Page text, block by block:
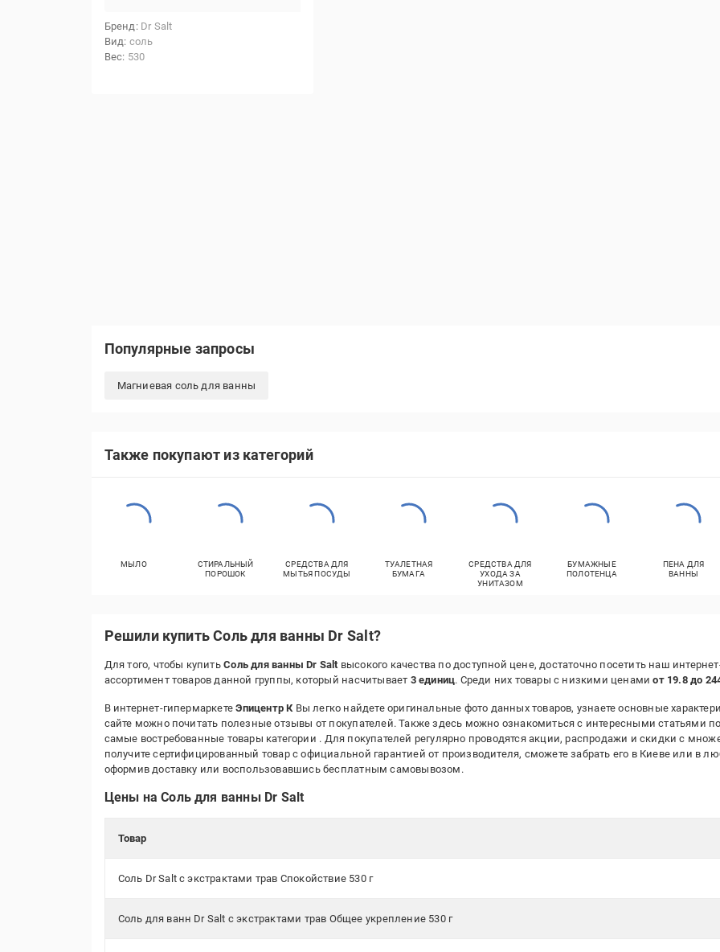
Бренд Dr Salt
Вид соль
Вес 530
Популярные запросы
Магниевая соль для ванны
Также покупают из категорий
МЫЛО
СТИРАЛЬНЫЙ
ПОРОШОК
СРЕДСТВА ДЛЯ
МЫТЬЯ ПОСУДЫ
ТУАЛЕТНАЯ
БУМАГА
СРЕДСТВА ДЛЯ
УХОДА ЗА
УНИТАЗОМ
БУМАЖНЫЕ
ПОЛОТЕНЦА
ПЕНА ДЛЯ
ВАННЫ
Решили купить Соль для ванны Dr Salt?
Для того, чтобы купитьСоль для ванны Dr Saltвысокого качества по доступной цене, достаточно посетить наш
ассортимент товаров данной группы, который насчитывает 3 единиц. Среди них товары с низкими ценамиот 19.8 до
В интернет-гипермаркетеЭпицентр КВы легко найдете оригинальные фото данных товаров, узнаете основные
сайте можно почитать полезные отзывы от покупателей. Также здесь можно ознакомиться с интересными статьями
самые востребованные товары категории . Для покупателей регулярно проводятся акции, распродажи и скидки с
получите сертифицированный товар с официальной гарантией от производителя, сможете забрать его в Киеве или в
оформив доставку или воспользовавшись бесплатным самовывозом.
Цены на Соль для ванны Dr Salt
Товар
Соль Dr Salt с экстрактами трав Спокойствие 530 г
Соль для ванн Dr Salt с экстрактами трав Общее укрепление 530 г